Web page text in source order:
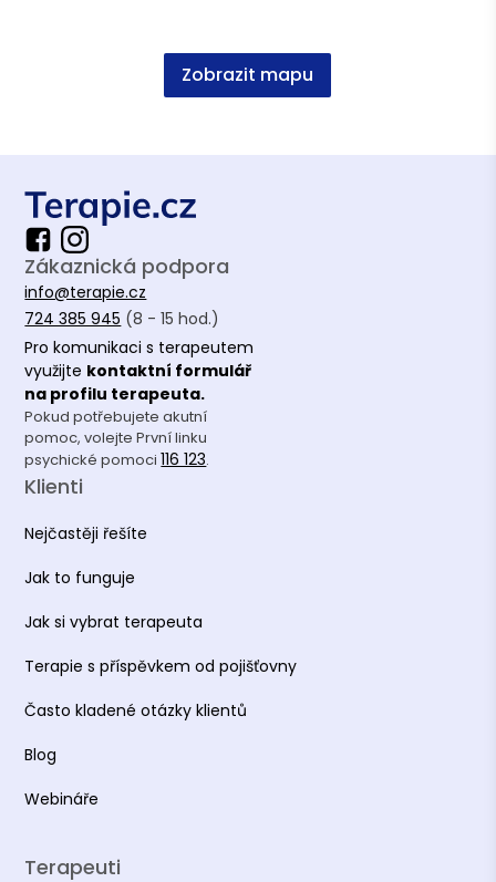
Článek•Terapie.cz
K čemu jsou v psychoterapii dobré
hranice?
Článek•Terapie.cz
Zobrazit mapu
Zákaznická podpora
info@terapie.cz
724 385 945 (8 - 15 hod.)
Pro komunikaci s terapeutem
využijte kontaktní formulář
na profilu terapeuta.
Pokud potřebujete akutní
pomoc, volejte První linku
psychické pomoci116 123.
Klienti
Nejčastěji řešíte
Jak to funguje
Jak si vybrat terapeuta
Terapie s příspěvkem od pojišťovny
Často kladené otázky klientů
Blog
Webináře
Terapeuti